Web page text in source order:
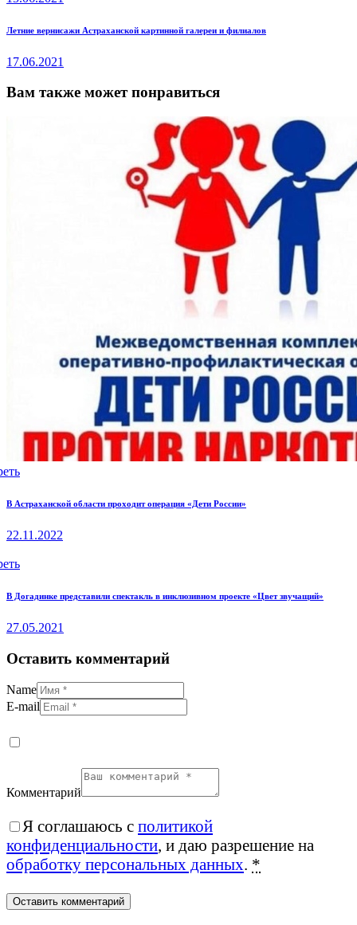
Next
Летние вернисажи Астраханской картинной галереи и филиалов
17.06.2021
Вам также может понравиться
В Астраханской области проходит операция «Дети России»
22.11.2022
В Догадинке представили спектакль в инклюзивном проекте «Цвет звучащий»
27.05.2021
Оставить комментарий
Name
E-mail
Комментарий
Я соглашаюсь с политикой
конфиденциальности, и даю разрешение на
обработку персональных данных. *